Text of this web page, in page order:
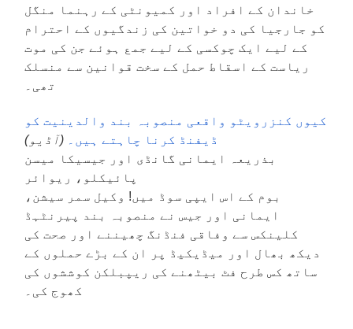
خاندان کے افراد اور کمیونٹی کے رہنما منگل
کو جارجیا کی دو خواتین کی زندگیوں کے احترام
کے لیے ایک چوکسی کے لیے جمع ہوئے جن کی موت
ریاست کے اسقاط حمل کے سخت قوانین سے منسلک
تھی۔
کیوں کنزرویٹو واقعی منصوبہ بند والدینیت کو
ڈیفنڈ کرنا چاہتے ہیں۔
(آڈیو)
بذریعہ ایمانی گانڈی اور جیسیکا میسن
پائیکلو، ریوائر
بوم کے اس ایپی سوڈ میں! وکیل سمر سیشن،
ایمانی اور جیس نے منصوبہ بند پیرنٹہڈ
کلینکس سے وفاقی فنڈنگ چھیننے اور صحت کی
دیکھ بھال اور میڈیکیڈ پر ان کے بڑے حملوں کے
ساتھ کس طرح فٹ بیٹھنے کی ریپبلکن کوششوں کی
کھوج کی۔